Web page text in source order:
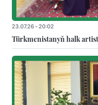
23.07.26 - 20:02
Türkmenistanyň halk